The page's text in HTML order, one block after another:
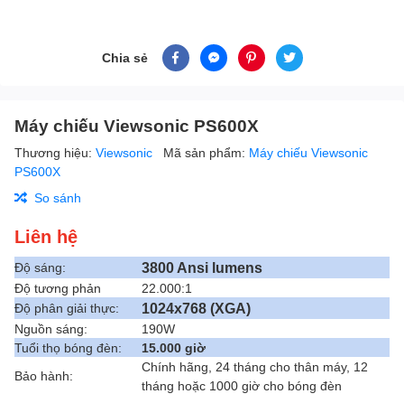
Chia sẻ
Máy chiếu Viewsonic PS600X
Thương hiệu: Viewsonic Mã sản phẩm: Máy chiếu Viewsonic
PS600X
So sánh
Liên hệ
Độ sáng: 3800 Ansi lumens
Độ tương phản
22.000:1
Độ phân giải thực:
1024x768 (XGA)
Nguồn sáng:
190W
Tuổi thọ bóng đèn:
15.000 giờ
Bảo hành:
Chính hãng, 24 tháng cho thân máy, 12
tháng hoặc 1000 giờ cho bóng đèn